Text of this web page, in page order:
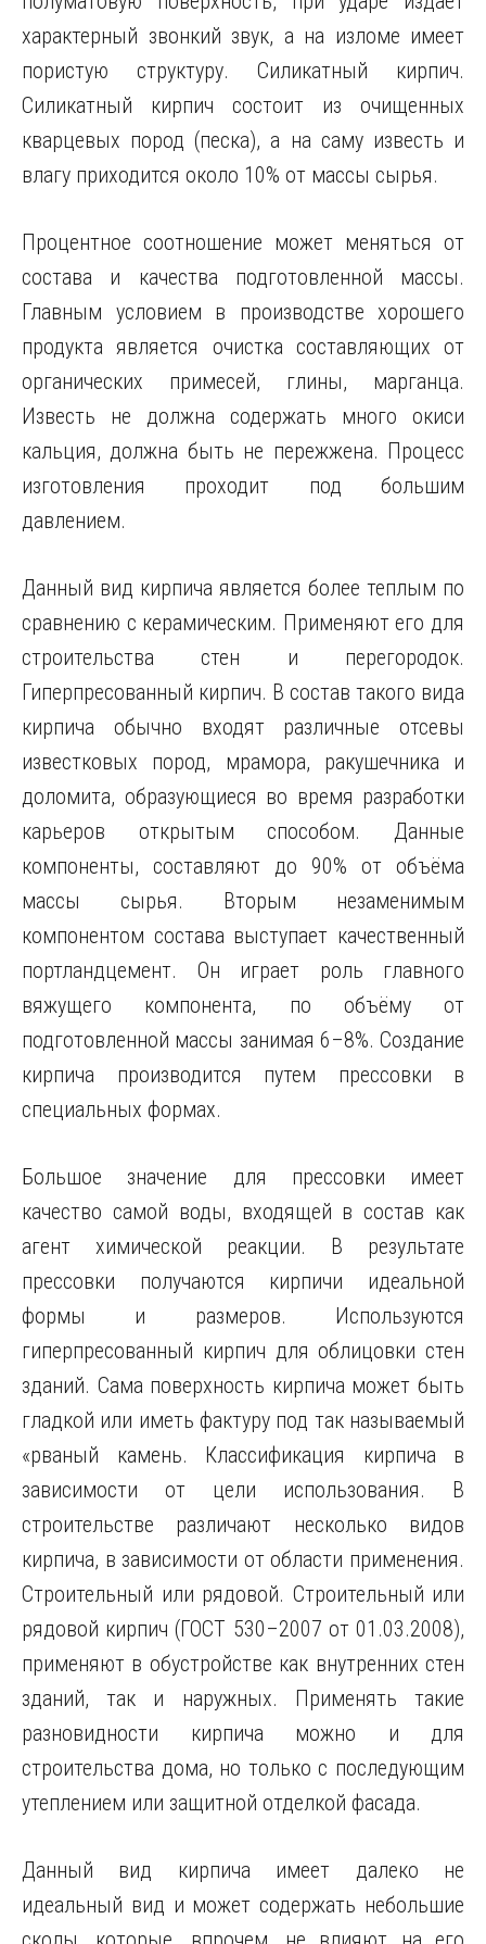
характерный звонкий звук, а на изломе имеет
пористую структуру. Силикатный кирпич.
Силикатный кирпич состоит из очищенных
кварцевых пород (песка), а на саму известь и
влагу приходится около 10% от массы сырья.
Процентное соотношение может меняться от
состава и качества подготовленной массы.
Главным условием в производстве хорошего
продукта является очистка составляющих от
органических примесей, глины, марганца.
Известь не должна содержать много окиси
кальция, должна быть не пережжена. Процесс
изготовления проходит под большим
давлением.
Данный вид кирпича является более теплым по
сравнению с керамическим. Применяют его для
строительства стен и перегородок.
Гиперпресованный кирпич. В состав такого вида
кирпича обычно входят различные отсевы
известковых пород, мрамора, ракушечника и
доломита, образующиеся во время разработки
карьеров открытым способом. Данные
компоненты, составляют до 90% от объёма
массы сырья. Вторым незаменимым
компонентом состава выступает качественный
портландцемент. Он играет роль главного
вяжущего компонента, по объёму от
подготовленной массы занимая 6–8%. Создание
кирпича производится путем прессовки в
специальных формах.
Большое значение для прессовки имеет
качество самой воды, входящей в состав как
агент химической реакции. В результате
прессовки получаются кирпичи идеальной
формы и размеров. Используются
гиперпресованный кирпич для облицовки стен
зданий. Сама поверхность кирпича может быть
гладкой или иметь фактуру под так называемый
«рваный камень. Классификация кирпича в
зависимости от цели использования. В
строительстве различают несколько видов
кирпича, в зависимости от области применения.
Строительный или рядовой. Строительный или
рядовой кирпич (ГОСТ 530–2007 от 01.03.2008),
применяют в обустройстве как внутренних стен
зданий, так и наружных. Применять такие
разновидности кирпича можно и для
строительства дома, но только с последующим
утеплением или защитной отделкой фасада.
Данный вид кирпича имеет далеко не
идеальный вид и может содержать небольшие